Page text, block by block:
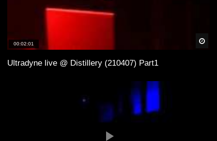
00:02:01
Ultradyne live @ Distillery (210407) Part1